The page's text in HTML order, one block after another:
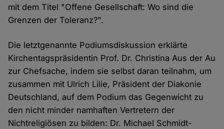
mit dem Titel "Offene Gesellschaft: Wo sind die
Grenzen der Toleranz?".
Die letztgenannte Podiumsdiskussion erklärte
Kirchentagspräsidentin Prof. Dr. Christina Aus der Au
zur Chefsache, indem sie selbst daran teilnahm, um
zusammen mit Ulrich Lilie, Präsident der Diakonie
Deutschland, auf dem Podium das Gegenwicht zu
den nicht minder namhaften Vertretern der
Nichtreligiösen zu bilden: Dr. Michael Schmidt-